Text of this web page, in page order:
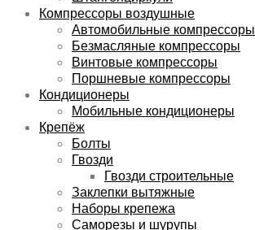
Компрессоры воздушные
Автомобильные компрессоры
Безмасляные компрессоры
Винтовые компрессоры
Поршневые компрессоры
Кондиционеры
Мобильные кондиционеры
Крепёж
Болты
Гвозди
Гвозди строительные
Заклепки вытяжные
Наборы крепежа
Саморезы и шурупы